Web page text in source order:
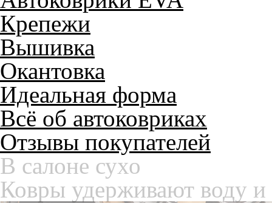
Крепежи
Вышивка
Окантовка
Идеальная форма
Всё об автоковриках
Отзывы покупателей
Служат до 10 лет
Только качественные